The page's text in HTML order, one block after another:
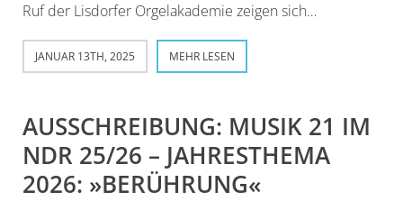
Ruf der Lisdorfer Orgelakademie zeigen sich…
JANUAR 13TH, 2025 MEHR LESEN
AUSSCHREIBUNG: MUSIK 21 IM
NDR 25/26 – JAHRESTHEMA
2026: »BERÜHRUNG«